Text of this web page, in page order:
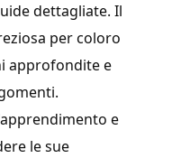
dettagliate. Il
per coloro
approfondite e
e
le sue